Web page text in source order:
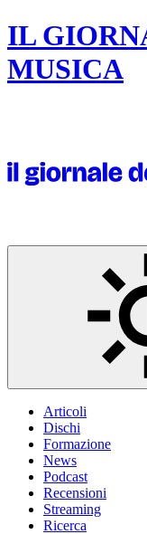
IL
MUSICA
Articoli
Dischi
Formazione
News
Podcast
Recensioni
Streaming
Ricerca